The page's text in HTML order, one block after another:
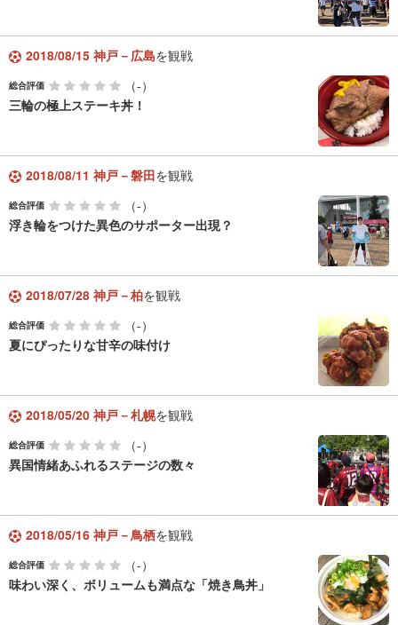
2018/08/15 神戸－広島を観戦
総合評価
（-）
三輪の極上ステーキ丼！
2018/08/11 神戸－磐田を観戦
総合評価
（-）
浮き輪をつけた異色のサポーター出現？
2018/07/28 神戸－柏を観戦
総合評価
（-）
夏にぴったりな甘辛の味付け
2018/05/20 神戸－札幌を観戦
総合評価
（-）
異国情緒あふれるステージの数々
2018/05/16 神戸－鳥栖を観戦
総合評価
（-）
味わい深く、ボリュームも満点な「焼き鳥丼」